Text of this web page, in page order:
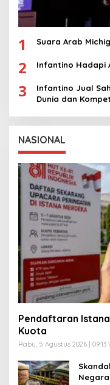
1 Suara Arab
2 Infantino Hadapi
3
Infantino Jual
Dunia dan
NASIONAL
Pendaftaran
Kuota
Rabu, 5 Agustus 2026 | 09:13
Negara